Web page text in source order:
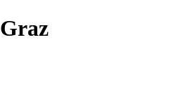
Graz